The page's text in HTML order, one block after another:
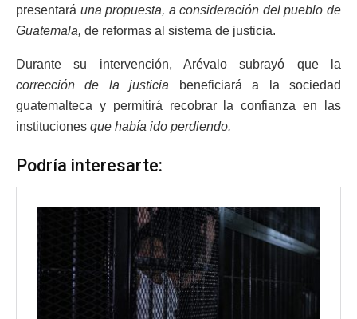
presentará una propuesta, a consideración del pueblo de
Guatemala, de reformas al sistema de justicia.
Durante su intervención, Arévalo subrayó que la
corrección de la justicia beneficiará a la sociedad
guatemalteca y permitirá recobrar la confianza en las
instituciones que había ido perdiendo.
Podría interesarte: